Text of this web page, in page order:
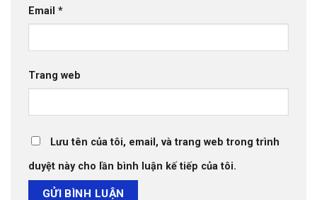
Email *
Trang web
Lưu tên của tôi, email, và trang web trong trình
duyệt này cho lần bình luận kế tiếp của tôi.